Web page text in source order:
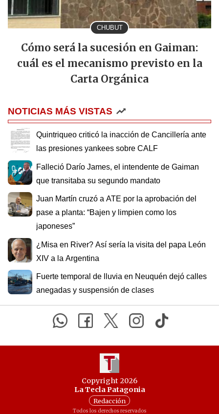
CHUBUT
Cómo será la sucesión en Gaiman:
cuál es el mecanismo previsto en la
Carta Orgánica
NOTICIAS MÁS VISTAS
Quintriqueo criticó la inacción de Cancillería ante
las presiones yankees sobre CALF
Falleció Darío James, el intendente de Gaiman
que transitaba su segundo mandato
Juan Martín cruzó a ATE por la aprobación del
pase a planta: “Bajen y limpien como los
japoneses”
¿Misa en River? Así sería la visita del papa León
XIV a la Argentina
Fuerte temporal de lluvia en Neuquén dejó calles
anegadas y suspensión de clases
Copyright 2026
La Tecla Patagonia
Redacción
Todos los derechos reservados